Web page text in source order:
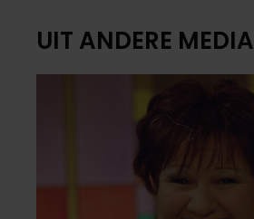
UIT ANDERE MEDIA